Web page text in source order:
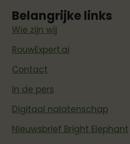
Belangrijke links
Wie zijn wij
RouwExpert.ai
Contact
In de pers
Digitaal nalatenschap
Nieuwsbrief Bright Elephant